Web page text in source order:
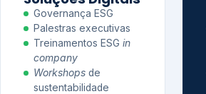
Governança ESG
Palestras executivas
Treinamentos ESG in
company
Workshops de
sustentabilidade